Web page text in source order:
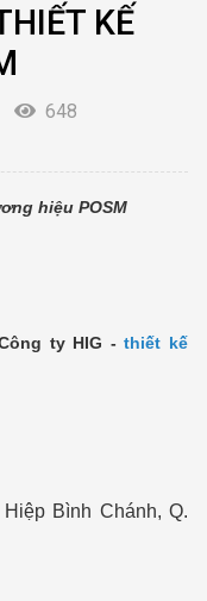
KẾ
648
hiệu POSM
ty HIG -thiết kế
Bình Chánh, Q.